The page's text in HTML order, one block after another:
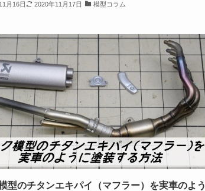
月16日 2020年11月17日 模型コラム
型のチタンエキパイ（マフラー）を実車のよう